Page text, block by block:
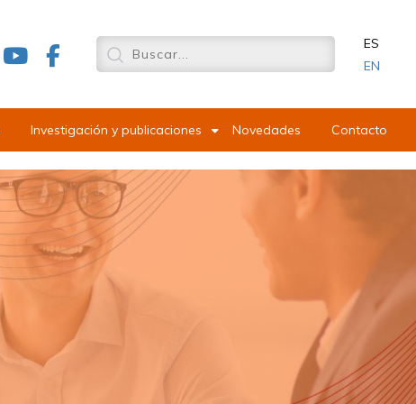
ES
EN
Investigación y publicaciones Novedades Contacto